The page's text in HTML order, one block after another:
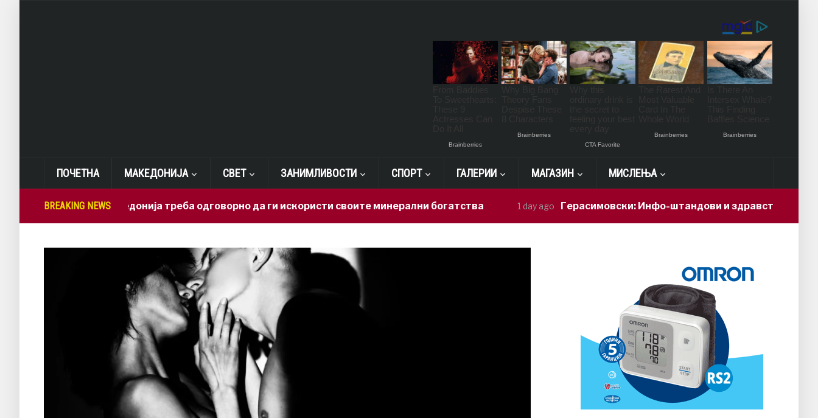
ПОЧЕТНА МАКЕДОНИЈА СВЕТ ЗАНИМЛИВОСТИ СПОРТ ГАЛЕРИИ МАГАЗИН МИСЛЕЊА
BREAKING NEWS
Лепиткова: Македонија треба одговорно да ги искористи своите минерални богатства 1 day ago Герасимовски: Инфо-штандови и здравствени проверки